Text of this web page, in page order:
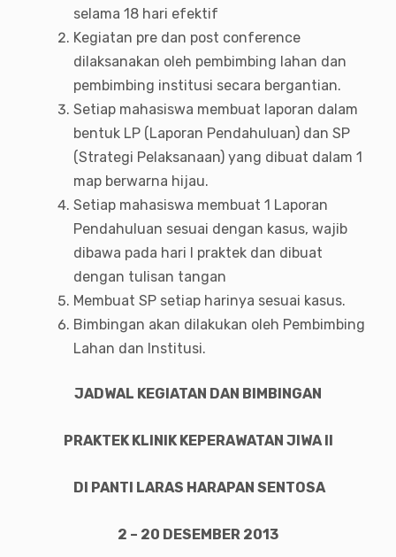
selama 18 hari efektif
Kegiatan pre dan post conference
dilaksanakan oleh pembimbing lahan dan
pembimbing institusi secara bergantian.
Setiap mahasiswa membuat laporan dalam
bentuk LP (Laporan Pendahuluan) dan SP
(Strategi Pelaksanaan) yang dibuat dalam 1
map berwarna hijau.
Setiap mahasiswa membuat 1 Laporan
Pendahuluan sesuai dengan kasus, wajib
dibawa pada hari I praktek dan dibuat
dengan tulisan tangan
Membuat SP setiap harinya sesuai kasus.
Bimbingan akan dilakukan oleh Pembimbing
Lahan dan Institusi.
JADWAL KEGIATAN DAN BIMBINGAN
PRAKTEK KLINIK KEPERAWATAN JIWA II
DI PANTI LARAS HARAPAN SENTOSA
2 – 20 DESEMBER 201 3